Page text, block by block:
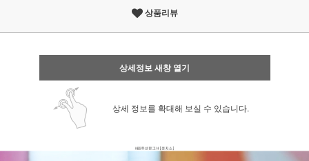
상품리뷰
상세정보 새창 열기
상세 정보를 확대해 보실 수 있습니다.